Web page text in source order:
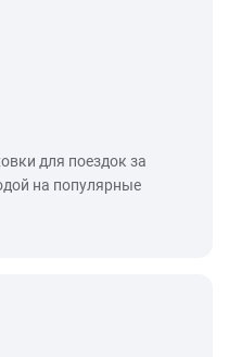
для поездок за
на популярные